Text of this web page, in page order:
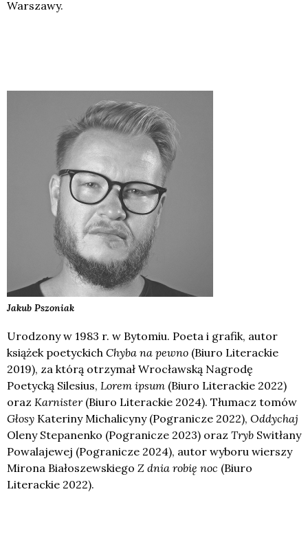
Warszawy.
Jakub Pszoniak
Urodzony w 1983 r. w Bytomiu. Poeta i grafik, autor
książek poetyckich Chyba na pewno (Biuro Literackie
2019), za którą otrzymał Wrocławską Nagrodę
Poetycką Silesius, Lorem ipsum (Biuro Literackie 2022)
oraz Karnister(Biuro Literackie 2024). Tłumacz tomów
Głosy Kateriny Michalicyny (Pogranicze 2022), Oddychaj
Oleny Stepanenko (Pogranicze 2023) oraz Tryb Switłany
Powalajewej (Pogranicze 2024), autor wyboru wierszy
Mirona Białoszewskiego Z dnia robię noc (Biuro
Literackie 2022).